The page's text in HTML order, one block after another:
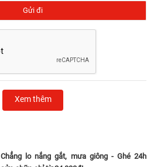
Xem thêm
Chẳng lo nắng gắt, mưa giông - Ghé 24h